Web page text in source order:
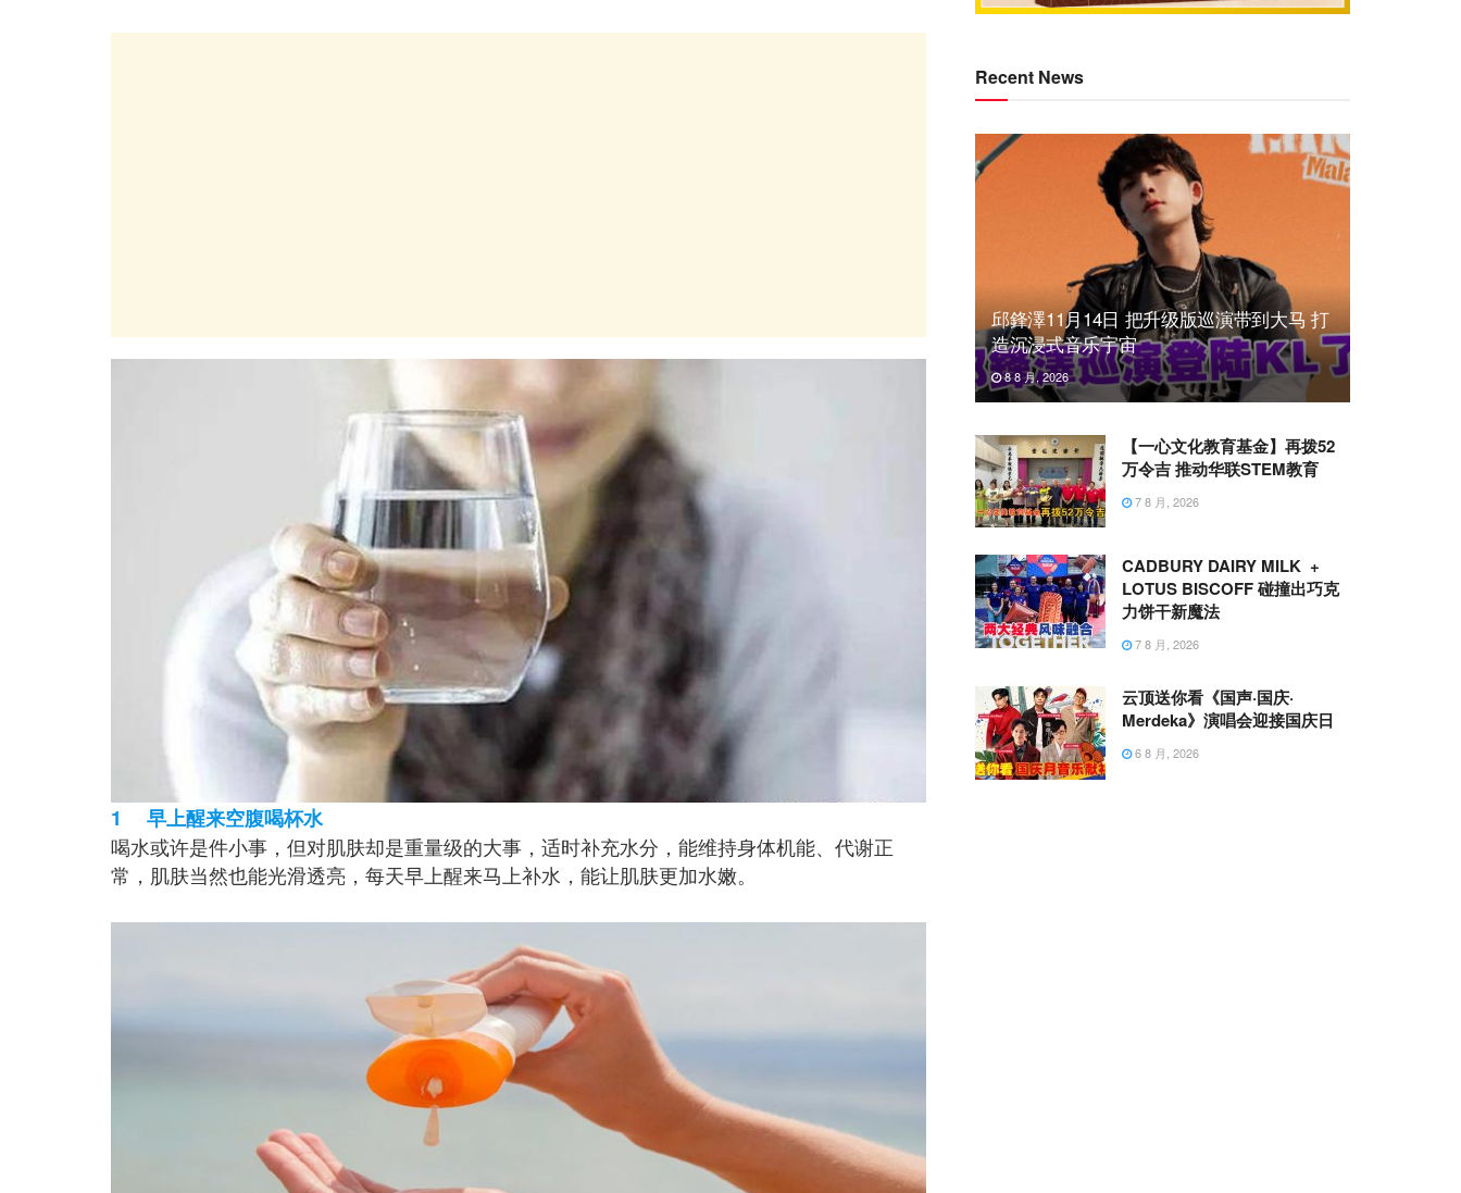
1 早上醒来空腹喝杯水
喝水或许是件小事，但对肌肤却是重量级的大事，适时补充水分，能维持身体机能、代谢正
常，肌肤当然也能光滑透亮，每天早上醒来马上补水，能让肌肤更加水嫩。
Recent News
邱鋒澤11月14日 把升级版巡演带到大马 打
造沉浸式音乐宇宙
8 8 月, 2026
【一心文化教育基金】再拨52
万令吉 推动华联STEM教育
7 8 月, 2026
CADBURY DAIRY MILK +
LOTUS BISCOFF 碰撞出巧克
力饼干新魔法
7 8 月, 2026
云顶送你看《国声·国庆·
Merdeka》演唱会迎接国庆日
6 8 月, 2026